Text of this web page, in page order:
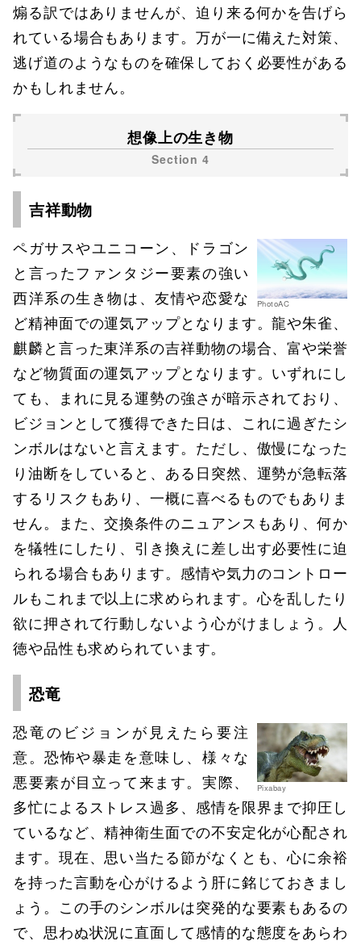
煽る訳ではありませんが、迫り来る何かを告げら
れている場合もあります。万が一に備えた対策、
逃げ道のようなものを確保しておく必要性がある
かもしれません。
想像上の生き物
吉祥動物
PhotoAC
ペガサスやユニコーン、ドラゴン
と言ったファンタジー要素の強い
西洋系の生き物は、友情や恋愛な
ど精神面での運気アップとなります。龍や朱雀、
麒麟と言った東洋系の吉祥動物の場合、富や栄誉
など物質面の運気アップとなります。いずれにし
ても、まれに見る運勢の強さが暗示されており、
ビジョンとして獲得できた日は、これに過ぎたシ
ンボルはないと言えます。ただし、傲慢になった
り油断をしていると、ある日突然、運勢が急転落
するリスクもあり、一概に喜べるものでもありま
せん。また、交換条件のニュアンスもあり、何か
を犠牲にしたり、引き換えに差し出す必要性に迫
られる場合もあります。感情や気力のコントロー
ルもこれまで以上に求められます。心を乱したり
欲に押されて行動しないよう心がけましょう。人
徳や品性も求められています。
恐竜
Pixabay
恐竜のビジョンが見えたら要注
意。恐怖や暴走を意味し、様々な
悪要素が目立って来ます。実際、
多忙によるストレス過多、感情を限界まで抑圧し
ているなど、精神衛生面での不安定化が心配され
ます。現在、思い当たる節がなくとも、心に余裕
を持った言動を心がけるよう肝に銘じておきまし
ょう。この手のシンボルは突発的な要素もあるの
で、思わぬ状況に直面して感情的な態度をあらわ